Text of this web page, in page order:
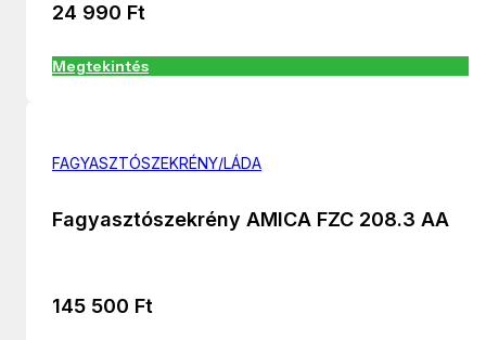
24 990 Ft
Megtekintés
FAGYASZTÓSZEKRÉNY/LÁDA
Fagyasztószekrény AMICA FZC 208.3 AA
145 500 Ft